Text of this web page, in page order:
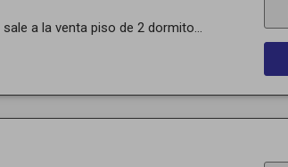
a la venta piso de 2 dormito...